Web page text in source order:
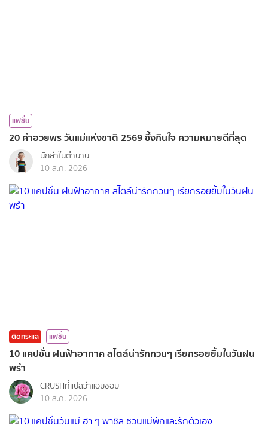
แฟชั่น
20 คำอวยพร วันแม่แห่งชาติ 2569 ซึ้งกินใจ ความหมายดีที่สุด
นักล่าในตำนาน
10 ส.ค. 2026
ติดกระแส แฟชั่น
10 แคปชั่น ฝนฟ้าอากาศ สไตล์น่ารักกวนๆ เรียกรอยยิ้มในวันฝน
พรำ
CRUSHที่แปลว่าแอบชอบ
10 ส.ค. 2026